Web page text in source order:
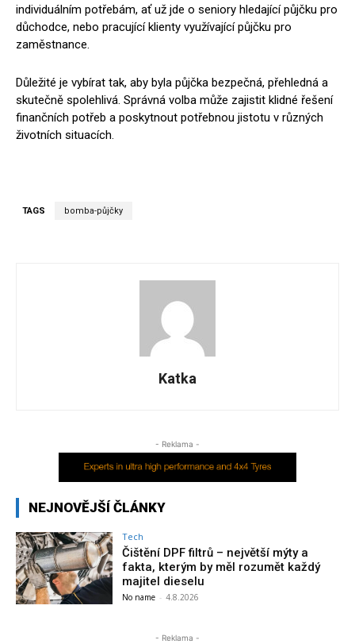
individuálním potřebám, ať už jde o seniory hledající půjčku pro
důchodce, nebo pracující klienty využívající půjčku pro
zaměstnance.
Důležité je vybírat tak, aby byla půjčka bezpečná, přehledná a
skutečně spolehlivá. Správná volba může zajistit klidné řešení
finančních potřeb a poskytnout potřebnou jistotu v různých
životních situacích.
TAGS bomba-půjčky
Katka
- Reklama -
NEJNOVĚJŠÍ ČLÁNKY
Tech
Čištění DPF filtrů – největší mýty a
fakta, kterým by měl rozumět každý
majitel dieselu
No name - 4.8.2026
- Reklama -